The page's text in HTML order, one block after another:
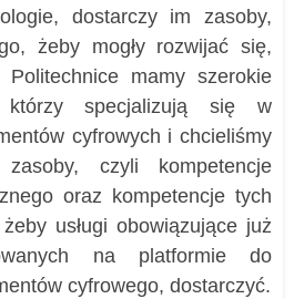
dostarczy im zasoby,
żeby mogły rozwijać się,
Politechnice mamy szerokie
którzy specjalizują się w
cyfrowych i chcieliśmy
czyli kompetencje
oraz kompetencje tych
usługi obowiązujące już
na platformie do
cyfrowego, dostarczyć.